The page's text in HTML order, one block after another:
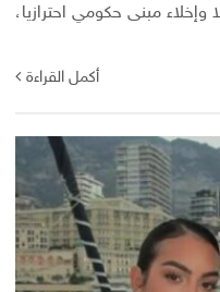
وإخلاء مبنى حكومي احترازيا،
أكمل القراءة